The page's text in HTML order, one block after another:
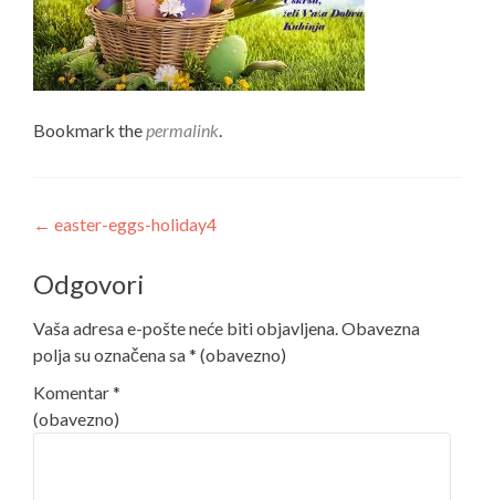
Bookmark thepermalink.
Post
navigation
← easter-eggs-holiday4
Odgovori
Vaša adresa e-pošte neće biti objavljena.Obavezna
polja su označena sa* (obavezno)
Komentar*
(obavezno)